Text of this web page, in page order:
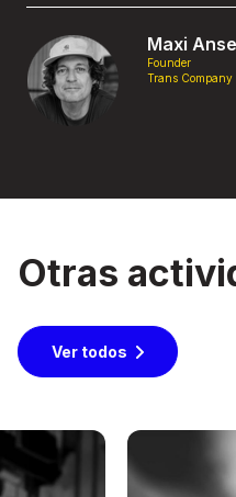
Maxi
Founder
Trans Company
Otras
Ver todos